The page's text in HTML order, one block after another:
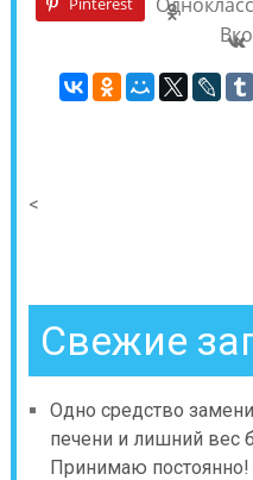
<
Свежие
Одно средство
печени и лишний вес
Принимаю постоянно!